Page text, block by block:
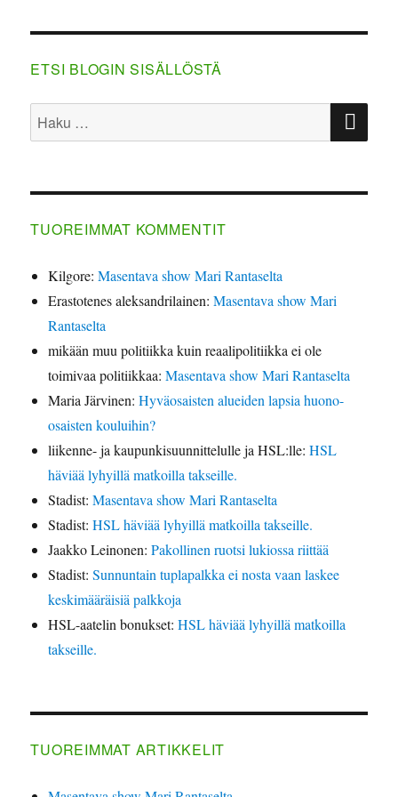
ETSI BLOGIN SISÄLLÖSTÄ
Etsi:
TUOREIMMAT KOMMENTIT
Kilgore:Masentava show Mari Rantaselta
Erastotenes aleksandrilainen:Masentava show Mari
Rantaselta
mikään muu politiikka kuin reaalipolitiikka ei ole
toimivaa politiikkaa:Masentava show Mari Rantaselta
Maria Järvinen:Hyväosaisten alueiden lapsia huono-
osaisten kouluihin?
liikenne- ja kaupunkisuunnittelulle ja HSL:lle:HSL
häviää lyhyillä matkoilla takseille.
Stadist:Masentava show Mari Rantaselta
Stadist:HSL häviää lyhyillä matkoilla takseille.
Jaakko Leinonen:Pakollinen ruotsi lukiossa riittää
Stadist:Sunnuntain tuplapalkka ei nosta vaan laskee
keskimääräisiä palkkoja
HSL-aatelin bonukset:HSL häviää lyhyillä matkoilla
takseille.
TUOREIMMAT ARTIKKELIT